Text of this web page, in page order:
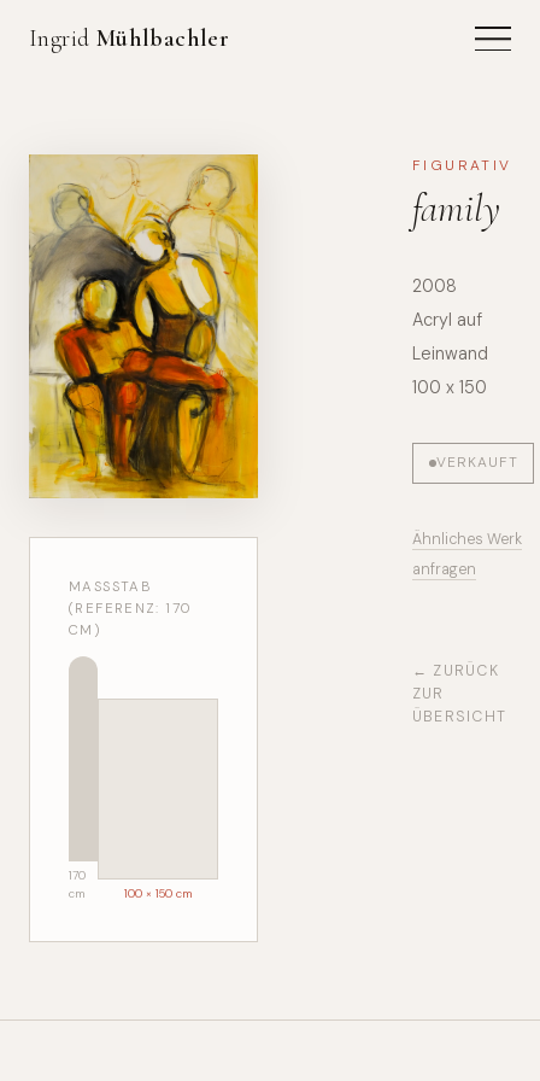
Ingrid Mühlbachler
MASSSTAB (
REFERENZ: 170 C
M)
170
cm
100 × 150 cm
FIGURATIV
family
2008
Acryl auf
Leinwand
100 x 150
VERKAUFT
Ähnliches Werk
anfragen
← ZURÜCK
ZUR
ÜBERSICHT